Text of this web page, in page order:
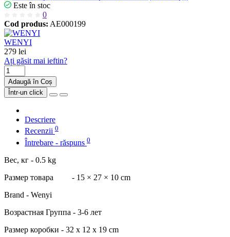
Este în stoc
0
Cod produs: AE000199
WENYI
279 lei
Ați găsit mai ieftin?
Adaugă în Coș
Într-un click
Descriere
Recenzii 0
Întrebare - răspuns 0
Вес, кг - 0.5 kg
Размер товара
- 15 × 27 × 10 cm
Brand - Wenyi
Возрастная Группа - 3-6 лет
Размер коробки - 32 x 12 x 19 cm